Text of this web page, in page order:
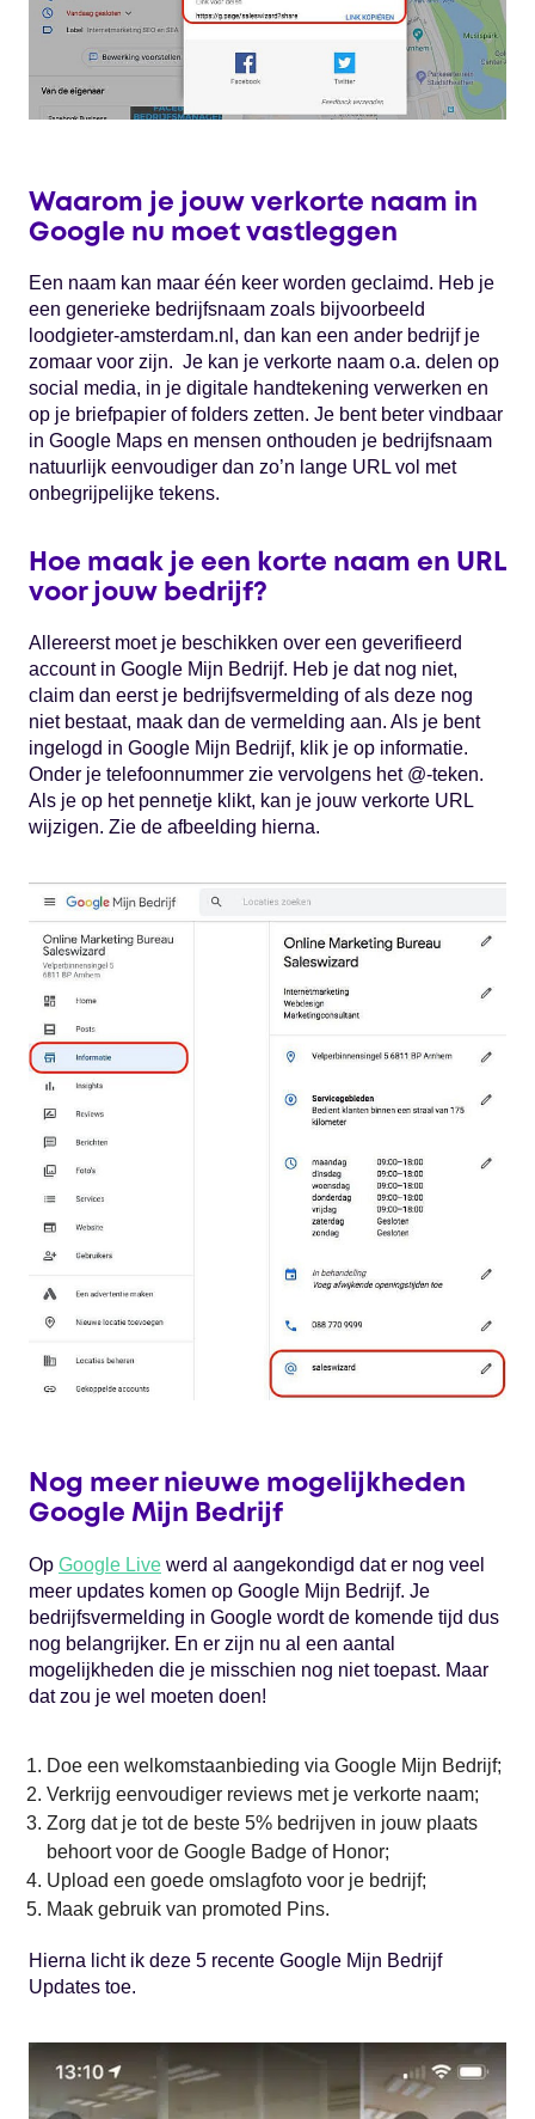
Waarom je jouw verkorte naam in
Google nu moet vastleggen
Een naam kan maar één keer worden geclaimd. Heb je
een generieke bedrijfsnaam zoals bijvoorbeeld
loodgieter-amsterdam.nl, dan kan een ander bedrijf je
zomaar voor zijn. Je kan je verkorte naam o.a. delen op
social media, in je digitale handtekening verwerken en
op je briefpapier of folders zetten. Je bent beter vindbaar
in Google Maps en mensen onthouden je bedrijfsnaam
natuurlijk eenvoudiger dan zo’n lange URL vol met
onbegrijpelijke tekens.
Hoe maak je een korte naam en URL
voor jouw bedrijf?
Allereerst moet je beschikken over een geverifieerd
account in Google Mijn Bedrijf. Heb je dat nog niet,
claim dan eerst je bedrijfsvermelding of als deze nog
niet bestaat, maak dan de vermelding aan. Als je bent
ingelogd in Google Mijn Bedrijf, klik je op informatie.
Onder je telefoonnummer zie vervolgens het @-teken.
Als je op het pennetje klikt, kan je jouw verkorte URL
wijzigen. Zie de afbeelding hierna.
Nog meer nieuwe mogelijkheden
Google Mijn Bedrijf
Op Google Live werd al aangekondigd dat er nog veel
meer updates komen op Google Mijn Bedrijf. Je
bedrijfsvermelding in Google wordt de komende tijd dus
nog belangrijker. En er zijn nu al een aantal
mogelijkheden die je misschien nog niet toepast. Maar
dat zou je wel moeten doen!
Doe een welkomstaanbieding via Google Mijn Bedrijf;
Verkrijg eenvoudiger reviews met je verkorte naam;
Zorg dat je tot de beste 5% bedrijven in jouw plaats
behoort voor de Google Badge of Honor;
Upload een goede omslagfoto voor je bedrijf;
Maak gebruik van promoted Pins.
Hierna licht ik deze 5 recente Google Mijn Bedrijf
Updates toe.